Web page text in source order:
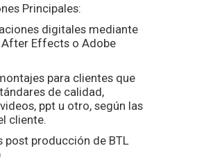
Principales:
digitales mediante
Effects o Adobe
para clientes que
de calidad,
ppt u otro, según las
cliente.
post producción de BTL